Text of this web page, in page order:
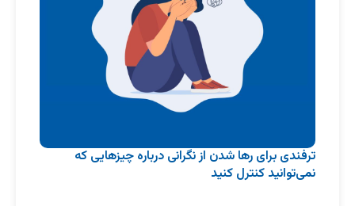
ترفندی برای رها شدن از نگرانی درباره چیزهایی که
نمی‌توانید کنترل کنید